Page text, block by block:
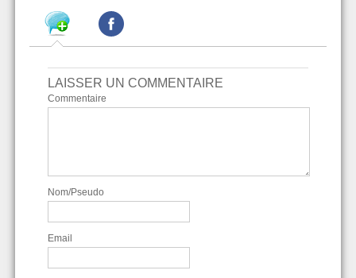
LAISSER UN COMMENTAIRE
Commentaire
Nom/Pseudo
Email